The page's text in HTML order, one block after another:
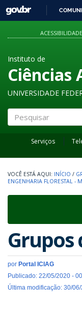
GOVBR
ACESSIBILIDADE
Instituto de
Ciências
UNIVERSIDADE
Serviços
INÍCIO /
ENGENHARIA FLORESTAL -
Grupos
por Portal ICIAG
Publicado: 22/05/2020 -
Última modificação: 30/